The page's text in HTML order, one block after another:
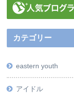
カテゴリー
eastern youth
アイドル